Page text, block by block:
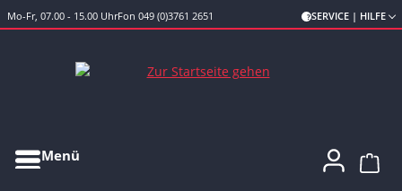
Zum Hauptinhalt springen
Mo-Fr, 07.00 - 15.00 UhrFon 049 (0)3761 2651 SERVICE | HILFE
Menü